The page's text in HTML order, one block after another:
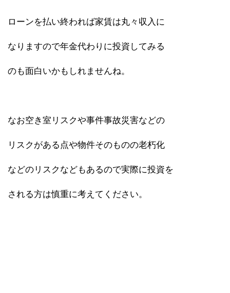
ローンを払い終われば家賃は丸々収入に
なりますので年金代わりに投資してみる
のも面白いかもしれませんね。
なお空き室リスクや事件事故災害などの
リスクがある点や物件そのものの老朽化
などのリスクなどもあるので実際に投資を
される方は慎重に考えてください。